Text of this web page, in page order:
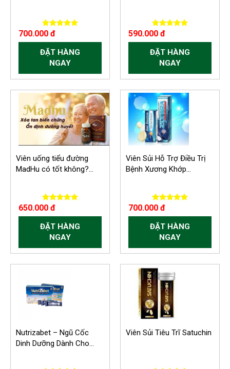
700.000 đ
ĐẶT HÀNG
NGAY
590.000 đ
ĐẶT HÀNG
NGAY
Viên uống tiểu đường
MadHu có tốt không?...
650.000 đ
ĐẶT HÀNG
NGAY
Viên Sủi Hỗ Trợ Điều Trị
Bệnh Xương Khớp...
700.000 đ
ĐẶT HÀNG
NGAY
Nutrizabet – Ngũ Cốc
Dinh Dưỡng Dành Cho...
Viên Sủi Tiêu Trĩ Satuchin